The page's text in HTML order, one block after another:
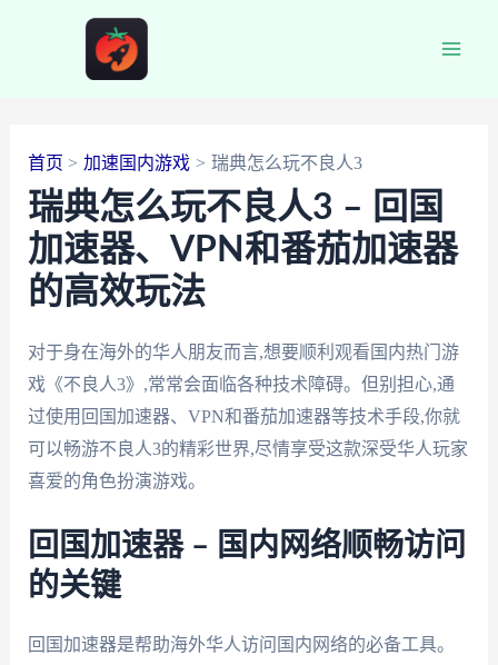
首页 加速国内游戏 瑞典怎么玩不良人3
瑞典怎么玩不良人3 – 回国
加速器、VPN和番茄加速器
的高效玩法
对于身在海外的华人朋友而言,想要顺利观看国内热门游
戏《不良人3》,常常会面临各种技术障碍。但别担心,通
过使用回国加速器、VPN和番茄加速器等技术手段,你就
可以畅游不良人3的精彩世界,尽情享受这款深受华人玩家
喜爱的角色扮演游戏。
回国加速器 – 国内网络顺畅访问
的关键
回国加速器是帮助海外华人访问国内网络的必备工具。